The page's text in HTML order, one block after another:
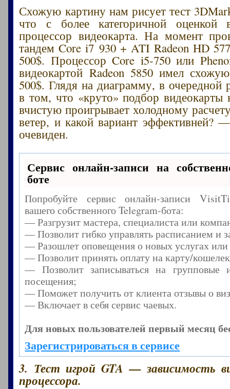
Схожую картину нам рисует тест
что с более категоричной оценкой
процессор видеокарта. На момент
тандем Core i7 930 + ATI Radeon HD
500$. Процессор Core i5-750 или
видеокартой Radeon 5850 имел
500$. Глядя на диаграмму, в очередной
в том, что «круто» подбор видеокарты
вчистую проигрывает холодному
ветер, и какой вариант эффективней?
очевиден.
Сервис онлайн-записи на
боте
Попробуйте сервис онлайн-записи
вашего собственного Telegram-бота:
— Разгрузит мастера, специалиста или
— Позволит гибко управлять расписанием и
— Разошлет оповещения о новых услугах
— Позволит принять оплату на карту/
— Позволит записываться на групповые
посещения;
— Поможет получить от клиента отзывы о
— Включает в себя сервис чаевых.
Для новых пользователей первый месяц
Зарегистрироваться в сервисе
3. Тест игрой GTA — зависимость
процессора.